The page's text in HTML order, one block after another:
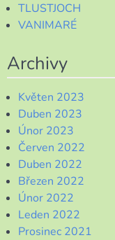
TLUSTJOCH
VANIMARÉ
Archivy
Květen 2023
Duben 2023
Únor 2023
Červen 2022
Duben 2022
Březen 2022
Únor 2022
Leden 2022
Prosinec 2021